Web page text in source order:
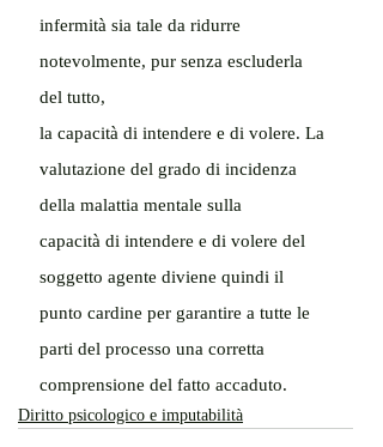
infermità sia tale da ridurre
notevolmente, pur senza escluderla
del tutto,
la capacità di intendere e di volere. La
valutazione del grado di incidenza
della malattia mentale sulla
capacità di intendere e di volere del
soggetto agente diviene quindi il
punto cardine per garantire a tutte le
parti del processo una corretta
comprensione del fatto accaduto.
Diritto psicologico e imputabilità